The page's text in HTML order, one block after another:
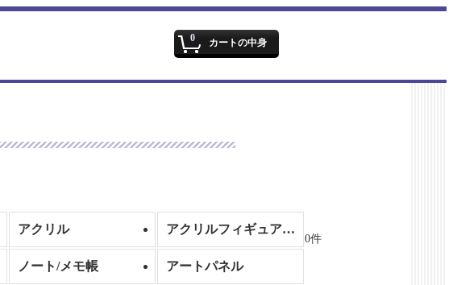
0 カートの中身
アクリル アクリルフィギュア/アクリルスタンド
ノート/メモ帳 アートパネル
0件